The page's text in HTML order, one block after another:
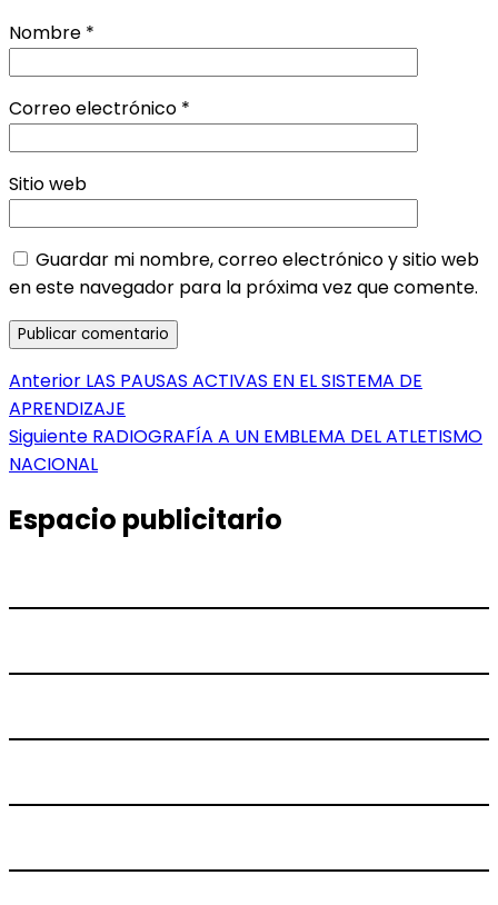
Nombre *
Correo electrónico *
Sitio web
Guardar mi nombre, correo electrónico y sitio web
en este navegador para la próxima vez que comente.
Navegación
de
entradas
Anterior Entrada
anterior:
LAS PAUSAS ACTIVAS EN EL SISTEMA DE
APRENDIZAJE
Siguiente Entrada
siguiente:
RADIOGRAFÍA A UN EMBLEMA DEL ATLETISMO
NACIONAL
Espacio publicitario